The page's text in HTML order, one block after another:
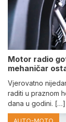
Motor radio
mehaničar
Vjerovatno
raditi u praznom
dana u godini. […]